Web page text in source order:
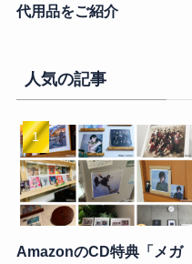
代用品をご紹介
人気の記事
AmazonのCD特典「メガ